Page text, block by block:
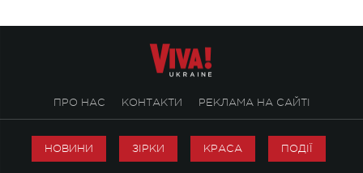
ПРО НАС КОНТАКТИ РЕКЛАМА НА САЙТІ
НОВИНИ ЗІРКИ КРАСА ПОДІЇ